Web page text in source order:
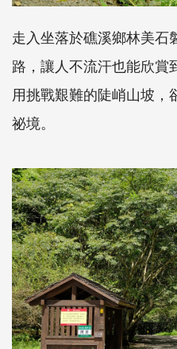
走入坐落於礁溪鄉林美石
路，讓人不流汗也能欣賞
用挑戰艱難的陡峭山坡，
祕境。